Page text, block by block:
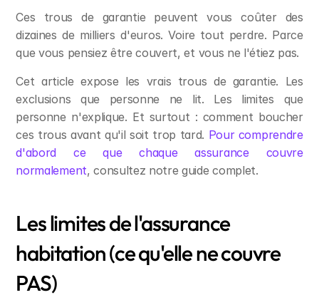
Ces trous de garantie peuvent vous coûter des
dizaines de milliers d'euros. Voire tout perdre. Parce
que vous pensiez être couvert, et vous ne l'étiez pas.
Cet article expose les vrais trous de garantie. Les
exclusions que personne ne lit. Les limites que
personne n'explique. Et surtout : comment boucher
ces trous avant qu'il soit trop tard. Pour comprendre
d'abord ce que chaque assurance couvre
normalement, consultez notre guide complet.
Les limites de l'assurance
habitation (ce qu'elle ne couvre
PAS)